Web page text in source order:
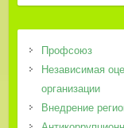
Профсоюз
Независимая
организации
Внедрение